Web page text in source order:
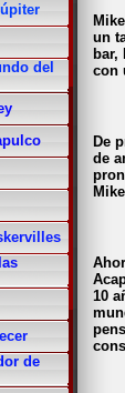
del
de
un
bar,
con
De
de
10